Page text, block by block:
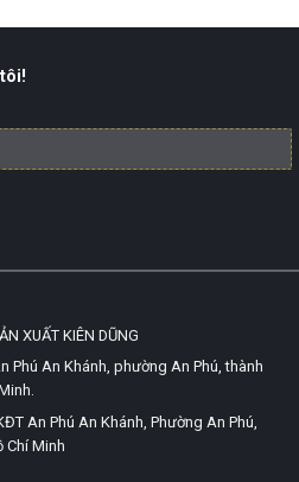
XUẤT KIÊN DŨNG
Phú An Khánh, phường An Phú, thành
An Phú An Khánh, Phường An Phú,
Chí Minh